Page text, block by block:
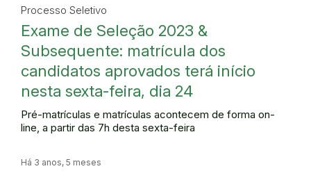
Processo Seletivo
Exame de Seleção 2023 &
Subsequente: matrícula dos
candidatos aprovados terá início
nesta sexta-feira, dia 24
Pré-matrículas e matrículas acontecem de forma on-
line, a partir das 7h desta sexta-feira
Há 3 anos, 5 meses